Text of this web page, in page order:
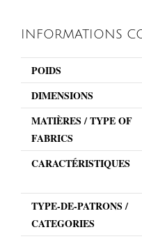
INFORMATIONS
POIDS
DIMENSIONS
MATIÈRES / TYPE OF
FABRICS
CARACTÉRISTIQUES
TYPE-DE-PATRONS /
CATEGORIES